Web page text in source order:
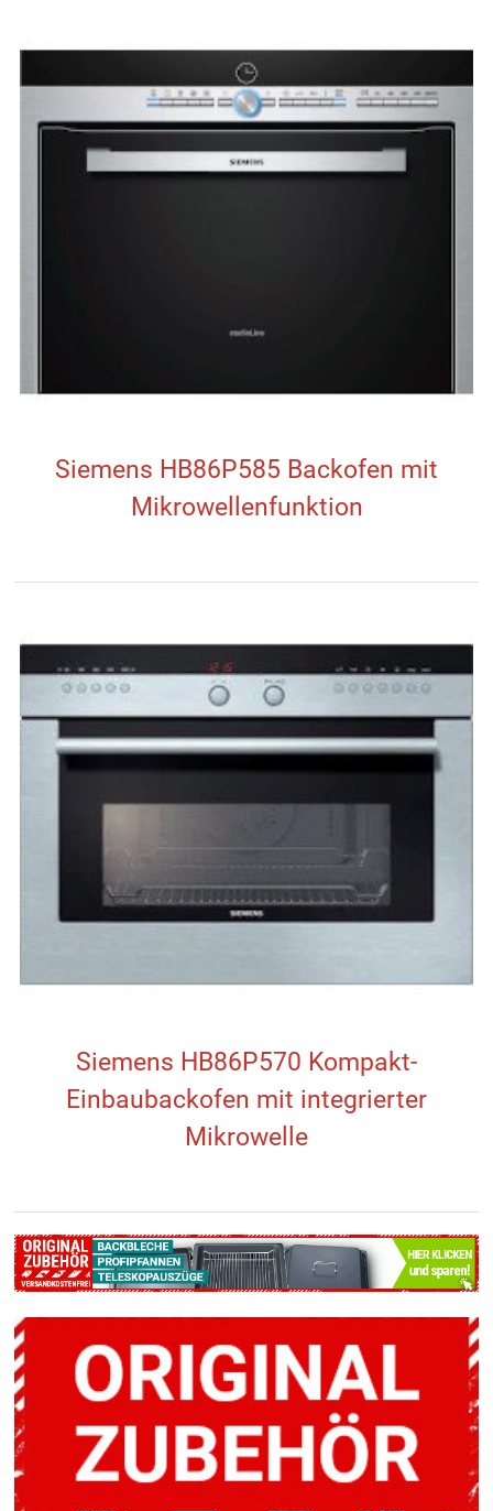
Siemens HB86P585 Backofen mit
Mikrowellenfunktion
Siemens HB86P570 Kompakt-
Einbaubackofen mit integrierter
Mikrowelle